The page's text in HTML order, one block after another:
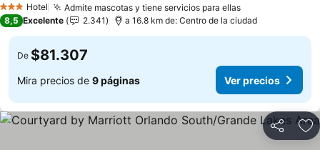
3 Estrellas
Hotel Admite mascotas y tiene servicios para ellasVer precios
8,5 Excelente 2.341 a 16.8 km de: Centro de la ciudad
De $81.307
Mira precios de 9 páginas Ver precios
Compartir